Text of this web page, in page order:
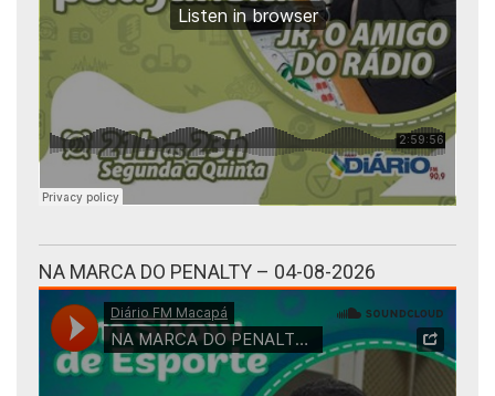
NA MARCA DO PENALTY – 04-08-2026